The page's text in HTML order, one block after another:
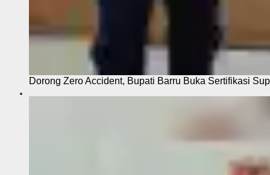
Dorong Zero Accident, Bupati Barru Buka Sertifikasi